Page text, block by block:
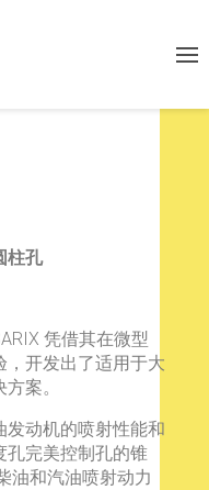
柱孔
凭借其在微型
，开发出了适用于大
案。
发动机的喷射性能和
孔完美控制孔的锥
油和汽油喷射动力